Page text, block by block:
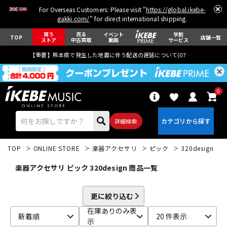
For Overseas Customers: Please visit "https://global.ikebe-
gakki.com/" for direct international shipping.
TOP 買う
ストア
売る
中古買取
イベント
動画
学割
サービス 店舗一覧
【重要】熊本県で発生した地震に伴う配送の遅延について(07月29日
詳細検索
0
エレキギター アコギ/エレアコ
TOP ONLINE STORE 楽器アクセサリ ピック 320design
楽器アクセサリ ピック 320design 商品一覧
更に絞り込む
新着順
在庫ありのみ表
示
20 件表示